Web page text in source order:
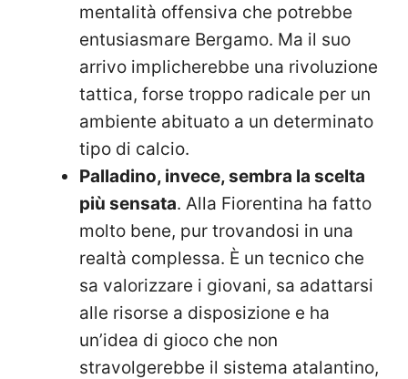
mentalità offensiva che potrebbe
entusiasmare Bergamo. Ma il suo
arrivo implicherebbe una rivoluzione
tattica, forse troppo radicale per un
ambiente abituato a un determinato
tipo di calcio.
Palladino, invece, sembra la scelta
più sensata. Alla Fiorentina ha fatto
molto bene, pur trovandosi in una
realtà complessa. È un tecnico che
sa valorizzare i giovani, sa adattarsi
alle risorse a disposizione e ha
un’idea di gioco che non
stravolgerebbe il sistema atalantino,